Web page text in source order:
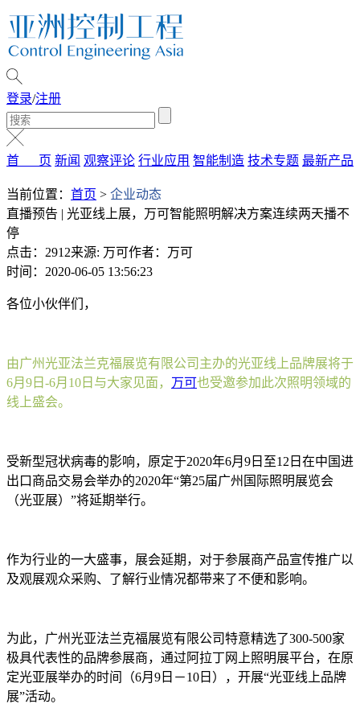
登录/注册
首 页 新闻 观察评论 行业应用 智能制造 技术专题 最新产品
当前位置： 首页 > 企业动态
直播预告 | 光亚线上展，万可智能照明解决方案连续两天播不
停
点击：2912来源: 万可作者：万可
时间：2020-06-05 13:56:23
各位小伙伴们，
由广州光亚法兰克福展览有限公司主办的光亚线上品牌展将于
6月9日-6月10日与大家见面， 万可也受邀参加此次照明领域的
线上盛会。
受新型冠状病毒的影响，原定于2020年6月9日至12日在中国进
出口商品交易会举办的2020年“第25届广州国际照明展览会
（光亚展）”将延期举行。
作为行业的一大盛事，展会延期，对于参展商产品宣传推广以
及观展观众采购、了解行业情况都带来了不便和影响。
为此，广州光亚法兰克福展览有限公司特意精选了300-500家
极具代表性的品牌参展商，通过阿拉丁网上照明展平台，在原
定光亚展举办的时间（6月9日－10日），开展“光亚线上品牌
展”活动。